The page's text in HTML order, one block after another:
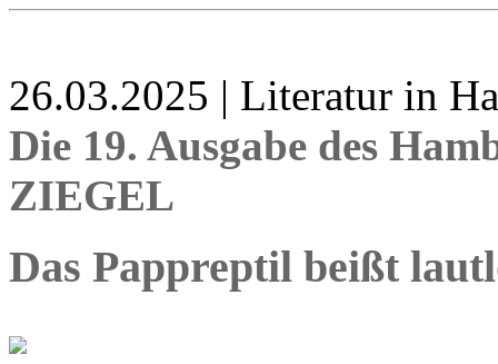
26.03.2025 | Literatur in
Die 19. Ausgabe des
ZIEGEL
Das Pappreptil beißt